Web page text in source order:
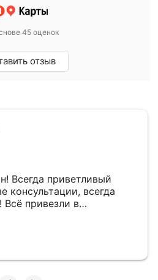
45 оценок
отзыв
Всегда приветливый
консультации, всегда
привезли в